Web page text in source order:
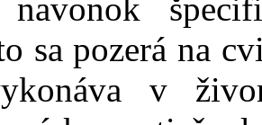
navonok
sa pozerá na
v